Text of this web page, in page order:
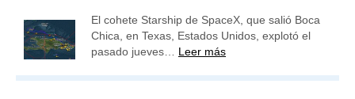
El cohete Starship de SpaceX, que salió Boca
Chica, en Texas, Estados Unidos, explotó el
pasado jueves… Leer más